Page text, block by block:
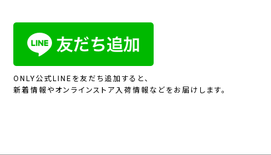
ONLY公式LINEを友だち追加すると、
新着情報やオンラインストア入荷情報などをお届けします。